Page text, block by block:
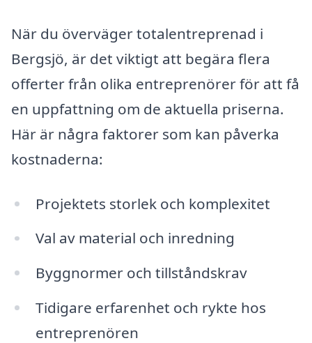
När du överväger totalentreprenad i
Bergsjö, är det viktigt att begära flera
offerter från olika entreprenörer för att få
en uppfattning om de aktuella priserna.
Här är några faktorer som kan påverka
kostnaderna:
Projektets storlek och komplexitet
Val av material och inredning
Byggnormer och tillståndskrav
Tidigare erfarenhet och rykte hos
entreprenören